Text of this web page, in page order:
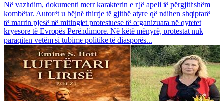
Në vazhdim, dokumenti merr karakterin e një apeli të përgjithshëm
kombëtar. Autorët u bëjnë thirrje të gjithë atyre që ndihen shqiptarë
të marrin pjesë në mitingjet protestuese të organizuara në qytetet
kryesore të Evropës Perëndimore. Në këtë mënyrë, protestat nuk
paraqiten vetëm si tubime politike të diasporës...